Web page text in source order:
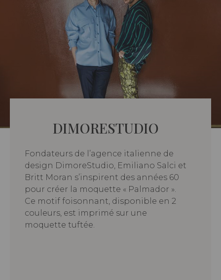
DIMORESTUDIO
Fondateurs de l’agence italienne de
design DimoreStudio, Emiliano Salci et
Britt Moran s’inspirent des années 60
pour créer la moquette « Palmador ».
Ce motif foisonnant, disponible en 2
couleurs, est imprimé sur une
moquette tuftée.